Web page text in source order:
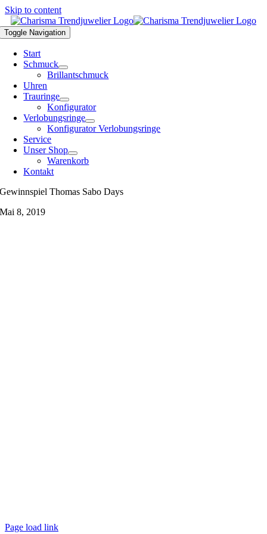
Skip to content
Toggle Navigation
Start
Schmuck
Brillantschmuck
Uhren
Trauringe
Konfigurator
Verlobungsringe
Konfigurator Verlobungsringe
Service
Unser Shop
Warenkorb
Kontakt
Gewinnspiel Thomas Sabo Days
Mai 8, 2019
Page load link